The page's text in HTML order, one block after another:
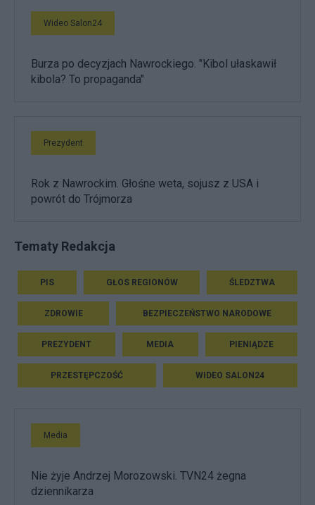
Wideo Salon24
Burza po decyzjach Nawrockiego. "Kibol ułaskawił
kibola? To propaganda"
Prezydent
Rok z Nawrockim. Głośne weta, sojusz z USA i
powrót do Trójmorza
Tematy Redakcja
PIS GŁOS REGIONÓW ŚLEDZTWA
ZDROWIE BEZPIECZEŃSTWO NARODOWE
PREZYDENT MEDIA PIENIĄDZE
PRZESTĘPCZOŚĆ WIDEO SALON24
Media
Nie żyje Andrzej Morozowski. TVN24 żegna
dziennikarza